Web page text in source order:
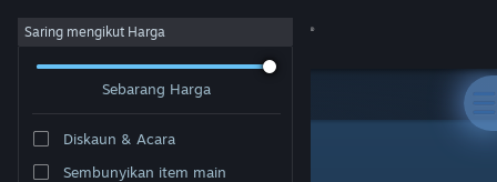
Sign in
Saring mengikut Harga
Sebarang Harga
Diskaun & Acara
Sembunyikan item main
Pembangun: Redact Games